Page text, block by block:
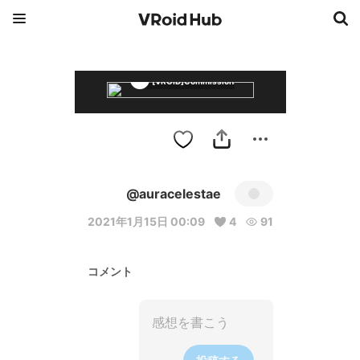
[VROID]Commissions
@auracelestae
2021年1月15日 00:09 4 91
コメント